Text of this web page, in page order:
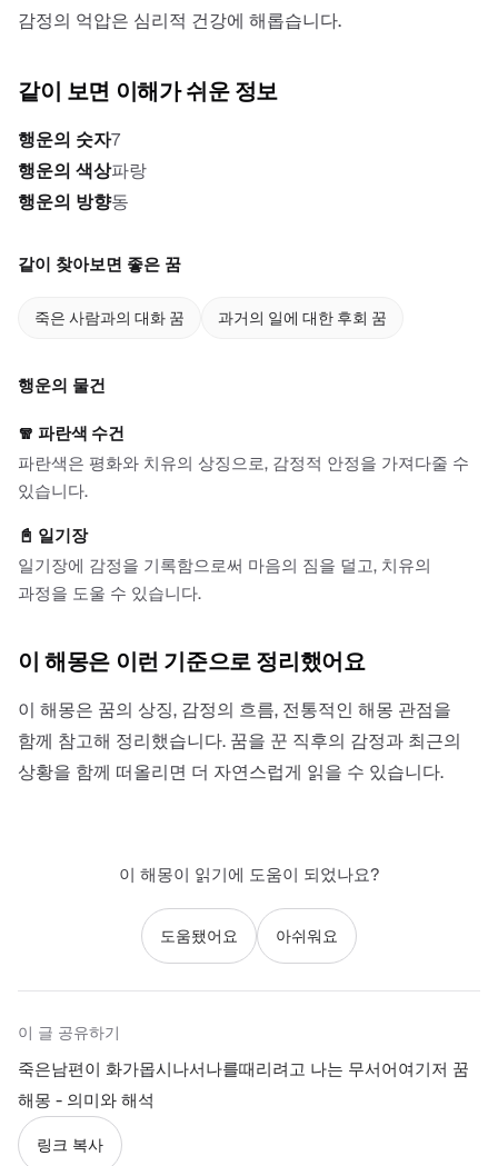
감정의 억압은 심리적 건강에 해롭습니다.
같이 보면 이해가 쉬운 정보
행운의 숫자7
행운의 색상파랑
행운의 방향동
같이 찾아보면 좋은 꿈
죽은 사람과의 대화 꿈 과거의 일에 대한 후회 꿈
행운의 물건
🧣 파란색 수건
파란색은 평화와 치유의 상징으로, 감정적 안정을 가져다줄 수
있습니다.
📓 일기장
일기장에 감정을 기록함으로써 마음의 짐을 덜고, 치유의
과정을 도울 수 있습니다.
이 해몽은 이런 기준으로 정리했어요
이 해몽은 꿈의 상징, 감정의 흐름, 전통적인 해몽 관점을
함께 참고해 정리했습니다. 꿈을 꾼 직후의 감정과 최근의
상황을 함께 떠올리면 더 자연스럽게 읽을 수 있습니다.
이 해몽이 읽기에 도움이 되었나요?
도움됐어요 아쉬워요
이 글 공유하기
죽은남편이 화가몹시나서나를때리려고 나는 무서어여기저 꿈
해몽 - 의미와 해석
링크 복사